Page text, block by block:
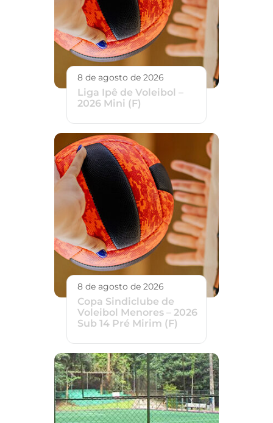
8 de agosto de 2026
Liga Ipê de Voleibol –
2026 Mini (F)
8 de agosto de 2026
Copa Sindiclube de
Voleibol Menores – 2026
Sub 14 Pré Mirim (F)